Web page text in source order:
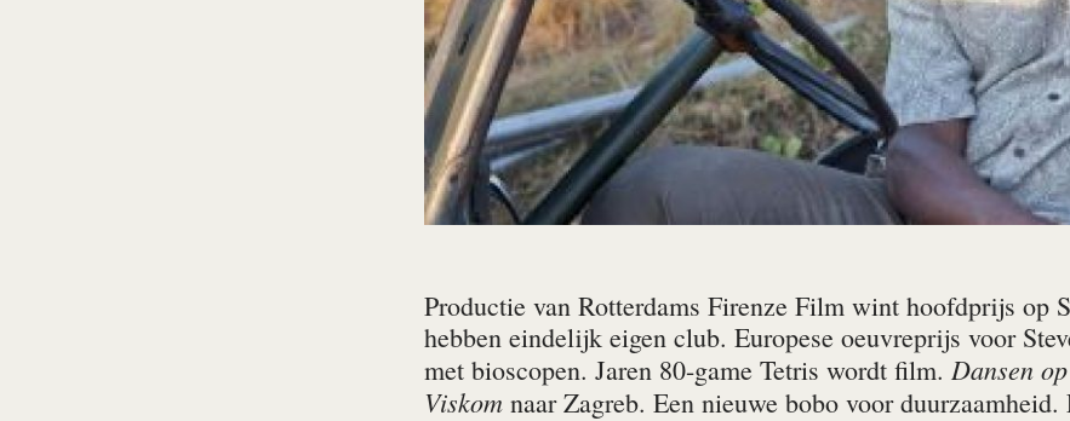
Productie van Rotterdams Firenze Film wint hoofdprijs op
hebben eindelijk eigen club. Europese oeuvreprijs voor
met bioscopen. Jaren 80-game Tetris wordt film. Dansen
Viskomnaar Zagreb. Een nieuwe bobo voor duurzaamheid.